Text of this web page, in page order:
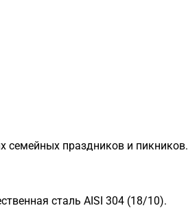
семейных праздников и пикников.
сталь AISI 304 (18/10).